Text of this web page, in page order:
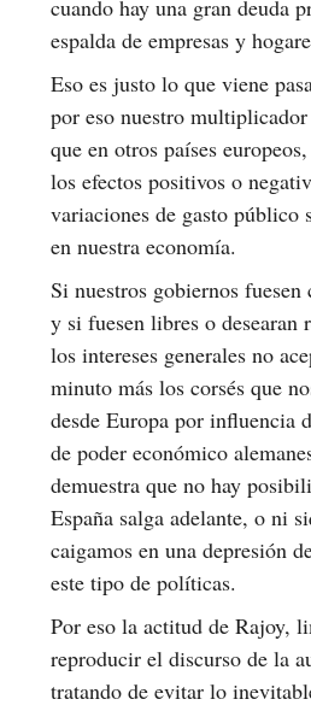
cuando hay una gran deuda
espalda de empresas y
Eso es justo lo que viene
por eso nuestro multiplicador
que en otros países
los efectos positivos o
variaciones de gasto público
en nuestra economía.
Si nuestros gobiernos fuesen
y si fuesen libres o desearan
los intereses generales no
minuto más los corsés que
desde Europa por influencia
de poder económico
demuestra que no hay
España salga adelante, o ni
caigamos en una depresión
este tipo de políticas.
Por eso la actitud de Rajoy,
reproducir el discurso de la
tratando de evitar lo